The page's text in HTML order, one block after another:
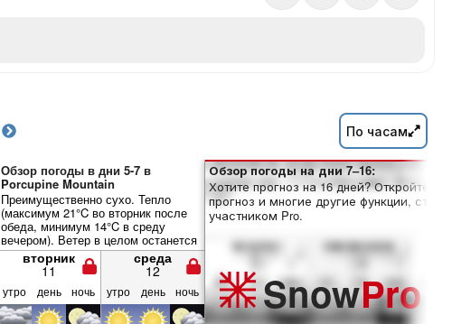
По часам
Обзор погоды в дни 5-7 в
Porcupine Mountain
Преимущественно сухо. Тепло
(максимум 21°C во вторник после
обеда, минимум 14°C в среду
вечером). Ветер в целом останется
несильным.
вторник
11
среда
12
утро день ночь утро день ночь
Обзор погоды на дни 7–16:
Хотите прогноз на 16 дней? Откройте
прогноз и многие другие функции, став
участником Pro.
SnowPro